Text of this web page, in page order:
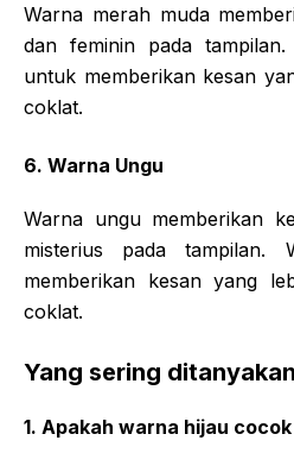
Warna merah muda
dan feminin pada
untuk memberikan kesan
coklat.
6. Warna Ungu
Warna ungu memberikan
misterius pada tampilan.
memberikan kesan yang
coklat.
Yang sering ditanyakan
1. Apakah warna hijau